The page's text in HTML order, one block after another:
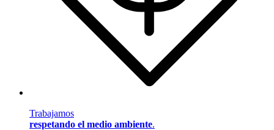
Trabajamos
respetando el medio ambiente.